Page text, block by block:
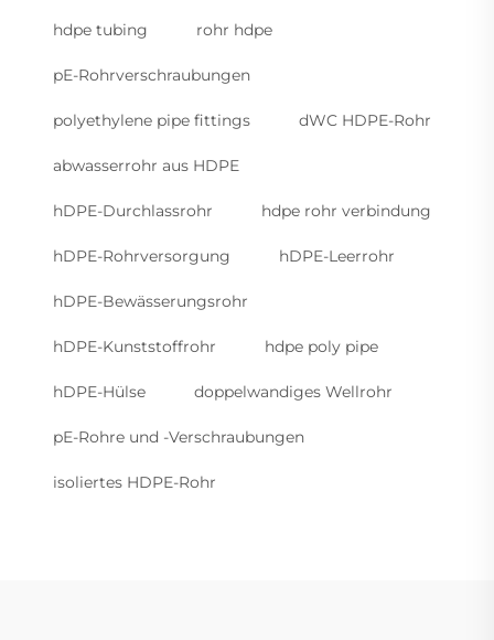
hdpe tubing rohr hdpe
pE-Rohrverschraubungen
polyethylene pipe fittings dWC HDPE-Rohr
abwasserrohr aus HDPE
hDPE-Durchlassrohr hdpe rohr verbindung
hDPE-Rohrversorgung hDPE-Leerrohr
hDPE-Bewässerungsrohr
hDPE-Kunststoffrohr hdpe poly pipe
hDPE-Hülse doppelwandiges Wellrohr
pE-Rohre und -Verschraubungen
isoliertes HDPE-Rohr